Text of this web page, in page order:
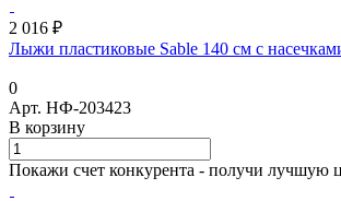
2 016 ₽
Лыжи пластиковые Sable 140 см с
0
Арт. НФ-203423
В корзину
Покажи счет конкурента - получи лучшую